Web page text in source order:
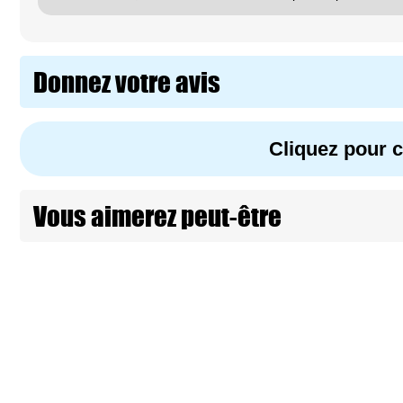
Donnez votre avis
Cliquez pour
Vous aimerez peut-être